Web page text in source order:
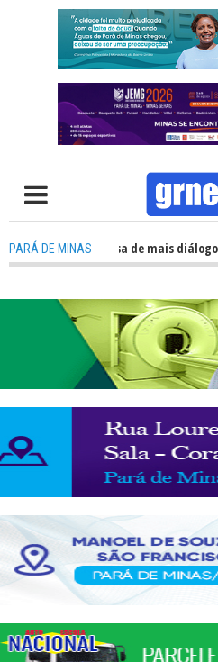
PARÁ DE MINAS
TV: Política precisa de mais diálogo e